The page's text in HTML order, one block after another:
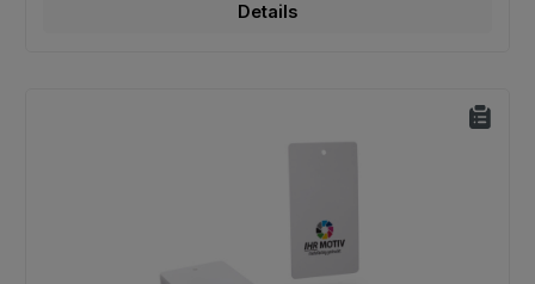
Details